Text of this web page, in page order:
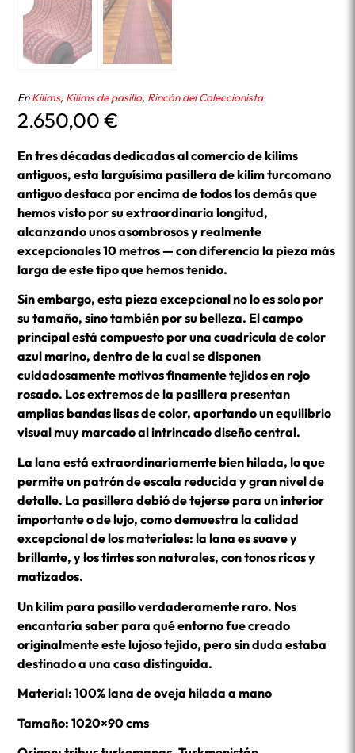
EnKilims, Kilims de pasillo, Rincón del Coleccionista
2.650,00€
En tres décadas dedicadas al comercio de kilims
antiguos, esta larguísima pasillera de kilim turcomano
antiguo destaca por encima de todos los demás que
hemos visto por su extraordinaria longitud,
alcanzando unos asombrosos y realmente
excepcionales 10 metros — con diferencia la pieza más
larga de este tipo que hemos tenido.
Sin embargo, esta pieza excepcional no lo es solo por
su tamaño, sino también por su belleza. El campo
principal está compuesto por una cuadrícula de color
azul marino, dentro de la cual se disponen
cuidadosamente motivos finamente tejidos en rojo
rosado. Los extremos de la pasillera presentan
amplias bandas lisas de color, aportando un equilibrio
visual muy marcado al intrincado diseño central.
La lana está extraordinariamente bien hilada, lo que
permite un patrón de escala reducida y gran nivel de
detalle. La pasillera debió de tejerse para un interior
importante o de lujo, como demuestra la calidad
excepcional de los materiales: la lana es suave y
brillante, y los tintes son naturales, con tonos ricos y
matizados.
Un kilim para pasillo verdaderamente raro. Nos
encantaría saber para qué entorno fue creado
originalmente este lujoso tejido, pero sin duda estaba
destinado a una casa distinguida.
Material: 100% lana de oveja hilada a mano
Tamaño: 1020×90 cms